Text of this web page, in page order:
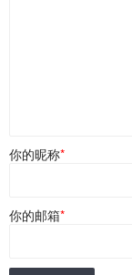
你的昵称*
你的邮箱*